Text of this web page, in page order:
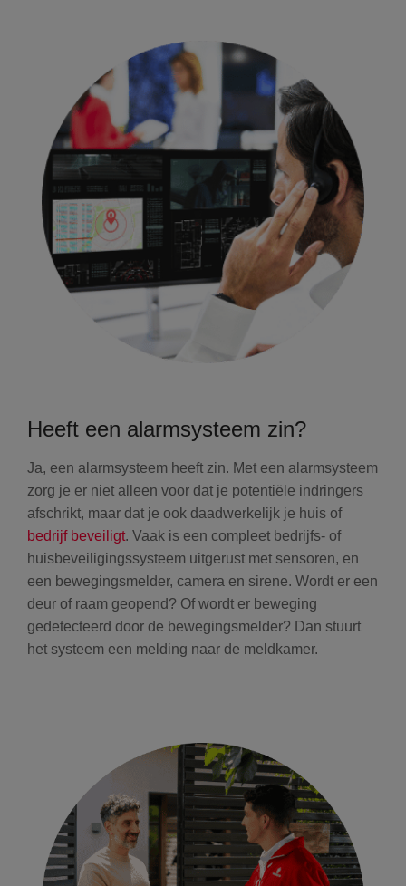
Heeft een alarmsysteem zin?
Ja, een alarmsysteem heeft zin. Met een alarmsysteem
zorg je er niet alleen voor dat je potentiële indringers
afschrikt, maar dat je ook daadwerkelijk je huis of
bedrijf beveiligt. Vaak is een compleet bedrijfs- of
huisbeveiligingssysteem uitgerust met sensoren, en
een bewegingsmelder, camera en sirene. Wordt er een
deur of raam geopend? Of wordt er beweging
gedetecteerd door de bewegingsmelder? Dan stuurt
het systeem een melding naar de meldkamer.